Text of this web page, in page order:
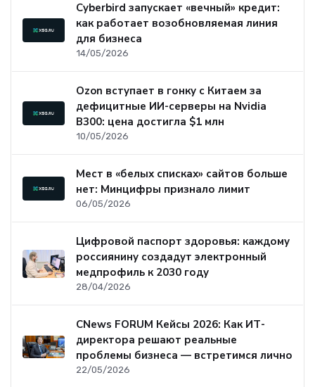
Cyberbird запускает «вечный» кредит:
как работает возобновляемая линия
для бизнеса
14/05/2026
Ozon вступает в гонку с Китаем за
дефицитные ИИ-серверы на Nvidia
B300: цена достигла $1 млн
10/05/2026
Мест в «белых списках» сайтов больше
нет: Минцифры признало лимит
06/05/2026
Цифровой паспорт здоровья: каждому
россиянину создадут электронный
медпрофиль к 2030 году
28/04/2026
CNews FORUM Кейсы 2026: Как ИТ-
директора решают реальные
проблемы бизнеса — встретимся лично
22/05/2026